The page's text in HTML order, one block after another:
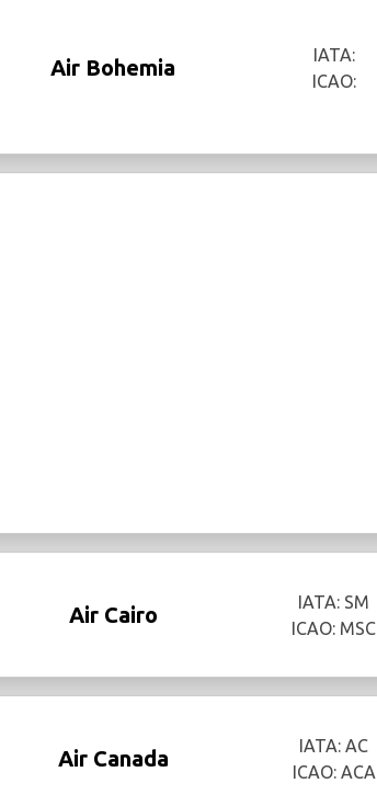
Air Bohemia
IATA:
ICAO:
Air Cairo
IATA: SM
ICAO: MSC
Air Canada
IATA: AC
ICAO: ACA